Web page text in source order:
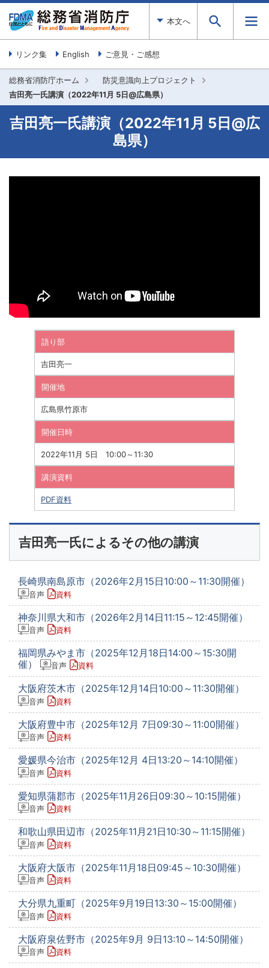
本文へ
リンク集 English ご意見・ご感想
総務省消防庁ホーム
防災意識向上プロジェクト
吉田亮一氏講演（2022年11月 5日@広島県）
吉田亮一氏講演（2022年11月 5日@広
島県）
語り部
吉田亮一
開催地
広島県竹原市
開催日時
2022年11月 5日 10:00～11:30
講演資料
PDF資料
吉田亮一氏によるその他の講演
長崎県南島原市（2026年2月15日10:00～11:30開催）
音声 資料
神奈川県大和市（2026年2月14日11:15～12:45開催）
音声 資料
福岡県みやま市（2025年12月18日14:00～15:30開
催）
音声 資料
大阪府茨木市（2025年12月14日10:00～11:30開催）
音声 資料
大阪府豊中市（2025年12月 7日09:30～11:00開催）
音声 資料
愛媛県今治市（2025年12月 4日13:20～14:10開催）
音声 資料
愛知県蒲郡市（2025年11月26日09:30～10:15開催）
音声 資料
和歌山県田辺市（2025年11月21日10:30～11:15開催）
音声 資料
大阪府大阪市（2025年11月18日09:45～10:30開催）
音声 資料
大分県九重町（2025年9月19日13:30～15:00開催）
音声 資料
大阪府泉佐野市（2025年9月 9日13:10～14:50開催）
音声 資料